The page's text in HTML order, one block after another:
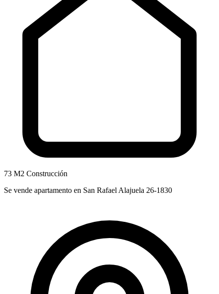
73 M2 Construcción
Se vende apartamento en San Rafael Alajuela 26-1830